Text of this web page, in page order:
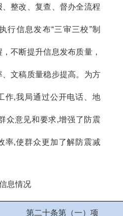
整改、复查、督办全流程
行信息发布“三审三校”制
不断提升信息发布质量，
文稿质量稳步提高。 为方
作,我局通过公开电话、地
众意见和要求,增强了防震
率,使群众更加了解防震减
息情况
第二十条第（一）项